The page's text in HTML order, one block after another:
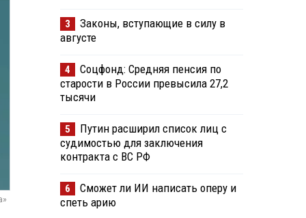
3
Законы, вступающие в силу в
августе
4
Соцфонд: Средняя пенсия по
старости в России превысила 27,2
тысячи
5
Путин расширил список лиц с
судимостью для заключения
контракта с ВС РФ
6
Сможет ли ИИ написать оперу и
спеть арию